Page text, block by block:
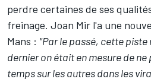
perdre certaines de ses
freinage. Joan Mir l'a une
Mans : "Par le passé, cette piste
dernier on était en mesure de
temps sur les autres dans les